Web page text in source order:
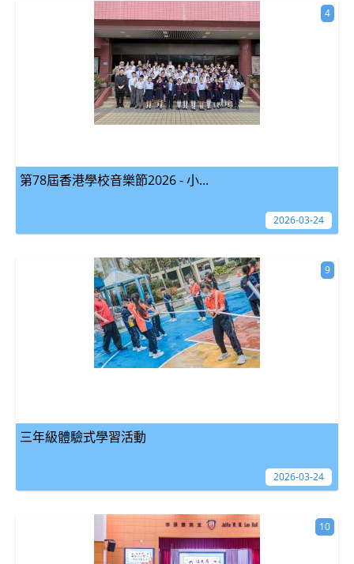
第78屆香港學校音樂節2026 - 小...
4
2026-03-24
三年級體驗式學習活動
9
2026-03-24
10